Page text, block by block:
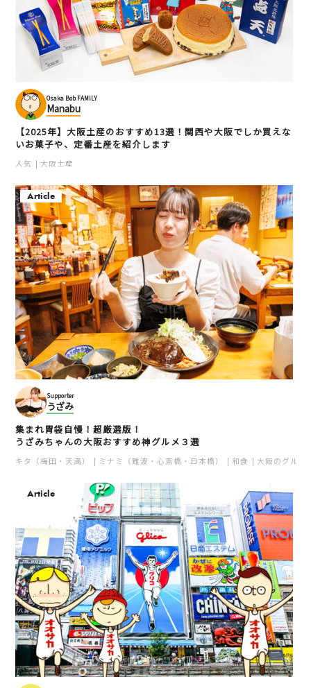
Osaka Bob FAMILY
Manabu
【2025年】大阪土産のおすすめ13選！関西や大阪でしか買えな
いお菓子や、定番土産を紹介します
人気 大阪土産
Article
Supporter
うざみ
集まれ胃袋自慢！超厳選版！
うざみちゃんの大阪おすすめ神グルメ３選
キタ（梅田・天満） ミナミ（難波・心斎橋・日本橋） 和食 大阪のグルメ
Article